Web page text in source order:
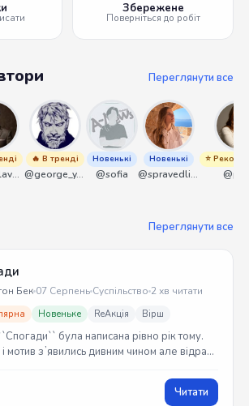
Збережене
Поверніться до робіт
Переглянути все
@miroslavmaniyk
🔥 В тренді
@george_y_lawlett
Новенькі
@sofia
Новенькі
@spravedliwa
⭐
Переглянути все
Бек 07 Серпень Суспільство 2 хв читати
Новеньке ReАкція Вірш
була написана рівно рік тому.
мотив зʼявились дивним чином але відразу
Читати